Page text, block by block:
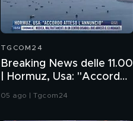
TGCOM24
Breaking News delle 11.00
| Hormuz, Usa: "Accordo
atteso l'annuncio"
05 ago | Tgcom24